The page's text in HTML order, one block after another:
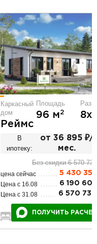
Каркасный
дом
Реймс
Площадь
96 м2
В
ипотеку:
от 36 895 ₽/
мес.
Без скидки 6 570
цена сейчас 5 430 355
Цена с 16.08 6 190
Цена с 31.08 6 570
3 1 1
ПОЛУЧИТЬ РАСЧЕТ